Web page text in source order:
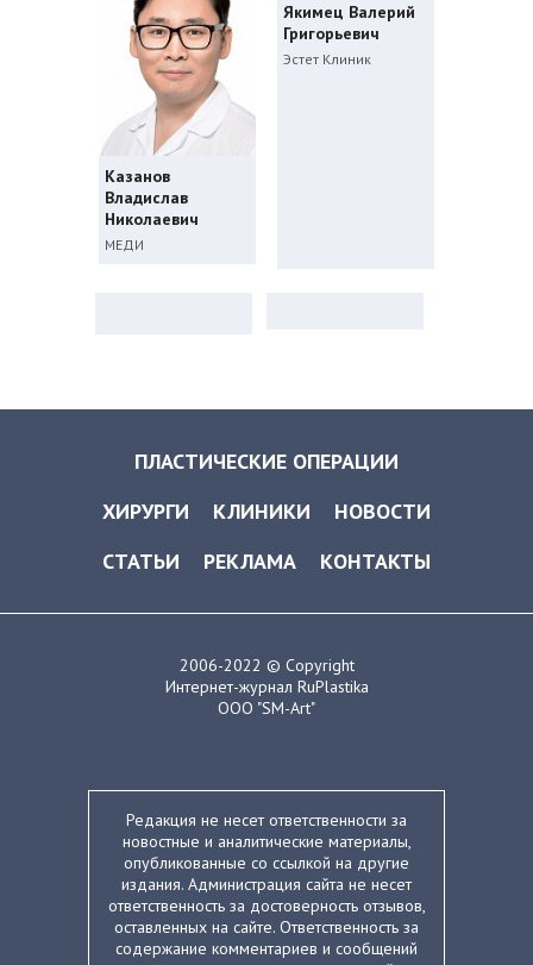
Казанов
Владислав
Николаевич
МЕДИ
Якимец Валерий
Григорьевич
Эстет Клиник
ПЛАСТИЧЕСКИЕ ОПЕРАЦИИ
ХИРУРГИ
КЛИНИКИ
НОВОСТИ
СТАТЬИ
РЕКЛАМА КОНТАКТЫ
2006-2022 © Copyright
Интернет-журнал RuPlastika
ООО "SM-Art"
Редакция не несет ответственности за
новостные и аналитические материалы,
опубликованные со ссылкой на другие
издания. Администрация сайта не несет
ответственность за достоверность отзывов,
оставленных на сайте. Ответственность за
содержание комментариев и сообщений